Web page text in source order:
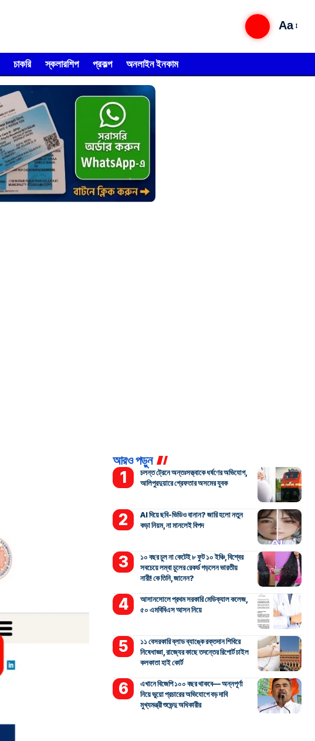
Aa
চাকরি স্কলারশিপ প্রকল্প অনলাইন ইনকাম
আরও পড়ুন
চলন্ত ট্রেনে অন্তঃসত্ত্বাকে ধর্ষণের অভিযোগ,
আলিপুরদুয়ারে গ্রেফতার অসমের যুবক
AI দিয়ে ছবি-ভিডিও বানান? জারি হলো নতুন
কড়া নিয়ম, না মানলেই বিপদ
১০ বছর চুল না কেটেই ৮ ফুট ১০ ইঞ্চি, বিশ্বের
সবচেয়ে লম্বা চুলের রেকর্ড গড়লেন ভারতীয়
নারী! কে তিনি, জানেন?
আসানসোলে প্রথম সরকারি মেডিক্যাল কলেজ,
৫০ এমবিবিএস আসন নিয়ে
১১ বেসরকারি ব্লাড ব্যাঙ্কে রক্তদান শিবিরে
নিষেধাজ্ঞা, রাজ্যের কাছে তদন্তের রিপোর্ট চাইল
কলকাতা হাই কোর্ট
এখানে বিজেপি ১০০ বছর থাকবে— অন্নপূর্ণা
নিয়ে ভুয়ো প্রচারের অভিযোগে বড় দাবি
মুখ্যমন্ত্রী শুভেন্দু অধিকারীর